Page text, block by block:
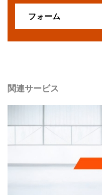
フォーム
関連サービス